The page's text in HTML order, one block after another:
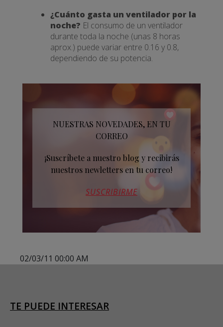
¿Cuánto gasta un ventilador por la
noche? El consumo de un ventilador
durante toda la noche (unas 8 horas
aprox.) puede variar entre 0.16 y 0.8,
dependiendo de su potencia.
NUESTRAS NOVEDADES, EN TU
CORREO
¡Suscríbete a nuestro blog y recibirás
nuestros newletters en tu correo!
SUSCRIBIRME
02/03/11 00:00 AM
TE PUEDE INTERESAR